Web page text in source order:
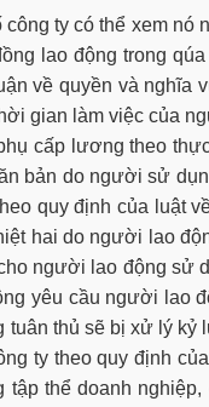
ty có thể xem nó
lao động trong
về quyền và nghĩa
gian làm việc của
cấp lương theo
bản do người sử
quy định của luật
hai do người lao
người lao động sử
yêu cầu người lao
thủ sẽ bị xử lý
ty theo quy định
thể doanh